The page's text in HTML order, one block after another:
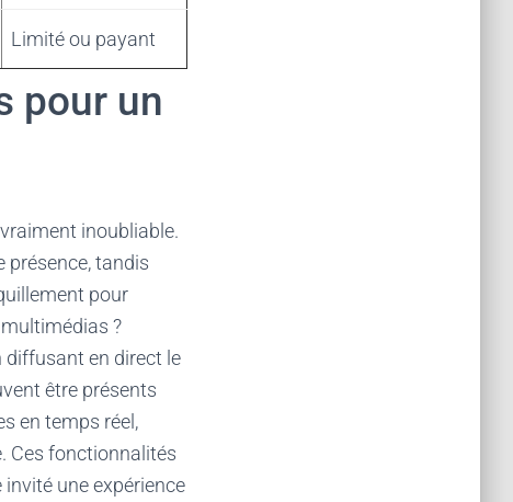
Limité ou payant
pour un
inoubliable.
présence, tandis
pour
?
diffusant en direct le
être présents
en temps réel,
Ces fonctionnalités
une expérience